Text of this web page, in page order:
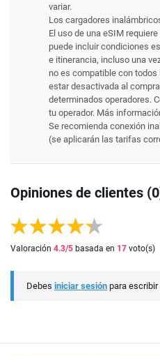
variar.
Los cargadores
El uso de una eSIM
puede incluir condiciones
e itinerancia, incluso una
no es compatible con todos
estar desactivada al
determinados operadores.
tu operador. Más
Se recomienda conexión
(se aplicarán las tarifas
Opiniones de clientes
Valoración 4.3/5 basada en 17 voto(s)
Debes iniciar sesión para